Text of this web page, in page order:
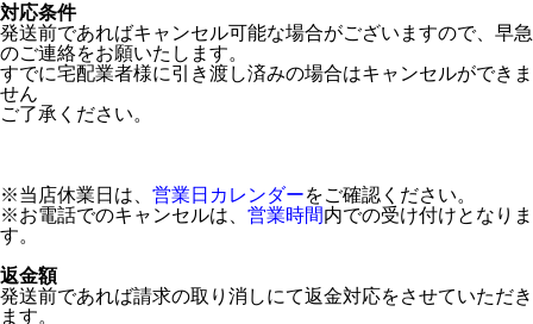
対応条件
発送前であればキャンセル可能な場合がございますので、早急
のご連絡をお願いたします。
すでに宅配業者様に引き渡し済みの場合はキャンセルができま
せん
ご了承ください。
※当店休業日は、 営業日カレンダーをご確認ください。
※お電話でのキャンセルは、 営業時間内での受け付けとなりま
す。
返金額
発送前であれば請求の取り消しにて返金対応をさせていただき
ます。